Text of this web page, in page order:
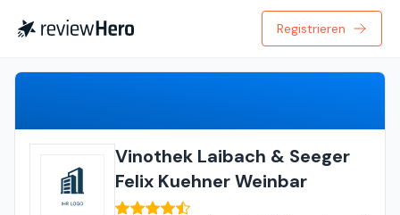
Registrieren
Vinothek Laibach & Seeger
Felix Kuehner Weinbar